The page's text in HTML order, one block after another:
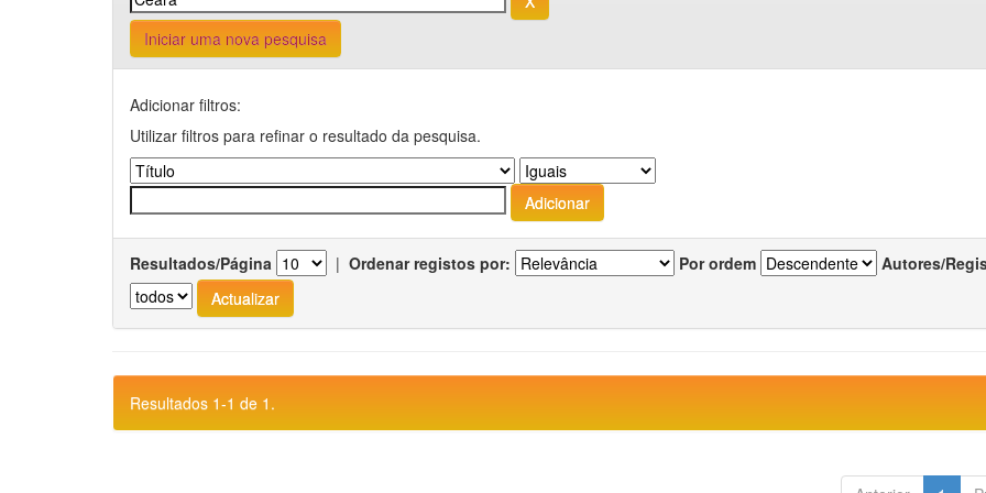
Iniciar uma nova pesquisa
Adicionar filtros:
Utilizar filtros para refinar o resultado da pesquisa.
Resultados/Página | Ordenar registos por: Por ordem Autores/
Resultados 1-1 de 1.